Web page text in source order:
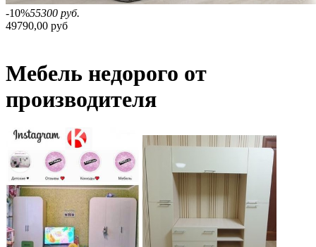
-10%55300 руб.
49790,00 руб
Мебель недорого от
производителя